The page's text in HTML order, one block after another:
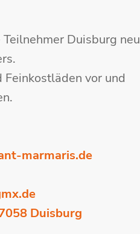
Duisburg neu
vor und
marmaris.de
Duisburg